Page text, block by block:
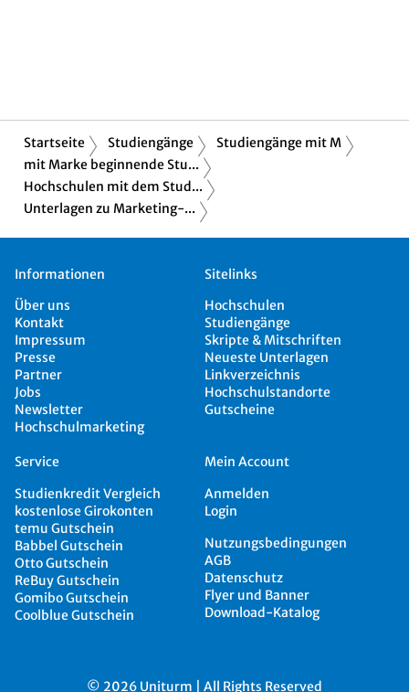
Startseite Studiengänge
Studiengänge mit M
mit Marke beginnende Stu...
Hochschulen mit dem Stud...
Unterlagen zu Marketing-...
Informationen
Über uns
Kontakt
Impressum
Presse
Partner
Jobs
Newsletter
Hochschulmarketing
Sitelinks
Hochschulen
Studiengänge
Skripte & Mitschriften
Neueste Unterlagen
Linkverzeichnis
Hochschulstandorte
Gutscheine
Service
Studienkredit Vergleich
kostenlose Girokonten
temu Gutschein
Babbel Gutschein
Otto Gutschein
ReBuy Gutschein
Gomibo Gutschein
Coolblue Gutschein
Mein Account
Anmelden
Login
Nutzungsbedingungen
AGB
Datenschutz
Flyer und Banner
Download-Katalog
© 2026 Uniturm | All Rights Reserved